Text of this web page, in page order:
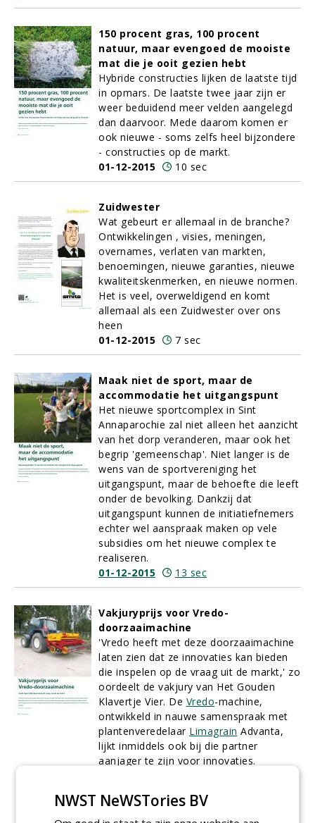
150 procent gras, 100 procent
natuur, maar evengoed de mooiste
mat die je ooit gezien hebt
Hybride constructies lijken de laatste tijd
in opmars. De laatste twee jaar zijn er
weer beduidend meer velden aangelegd
dan daarvoor. Mede daarom komen er
ook nieuwe - soms zelfs heel bijzondere
- constructies op de markt.
01-12-2015
10 sec
Zuidwester
Wat gebeurt er allemaal in de branche?
Ontwikkelingen , visies, meningen,
overnames, verlaten van markten,
benoemingen, nieuwe garanties, nieuwe
kwaliteitskenmerken, en nieuwe normen.
Het is veel, overweldigend en komt
allemaal als een Zuidwester over ons
heen
01-12-2015
7 sec
Maak niet de sport, maar de
accommodatie het uitgangspunt
Het nieuwe sportcomplex in Sint
Annaparochie zal niet alleen het aanzicht
van het dorp veranderen, maar ook het
begrip 'gemeenschap'. Niet langer is de
wens van de sportvereniging het
uitgangspunt, maar de behoefte die leeft
onder de bevolking. Dankzij dat
uitgangspunt kunnen de initiatiefnemers
echter wel aanspraak maken op vele
subsidies om het nieuwe complex te
realiseren.
01-12-2015
13 sec
Vakjuryprijs voor Vredo-
doorzaaimachine
'Vredo heeft met deze doorzaaimachine
laten zien dat ze innovaties kan bieden
die inspelen op de vraag uit de markt,' zo
oordeelt de vakjury van Het Gouden
Klavertje Vier. De Vredo-machine,
ontwikkeld in nauwe samenspraak met
plantenveredelaar Limagrain Advanta,
lijkt inmiddels ook bij die partner
aanjager te zijn voor innovaties.
lustig op los met nieuwe
doorzaaimethodes.
NWST NeWSTories BV